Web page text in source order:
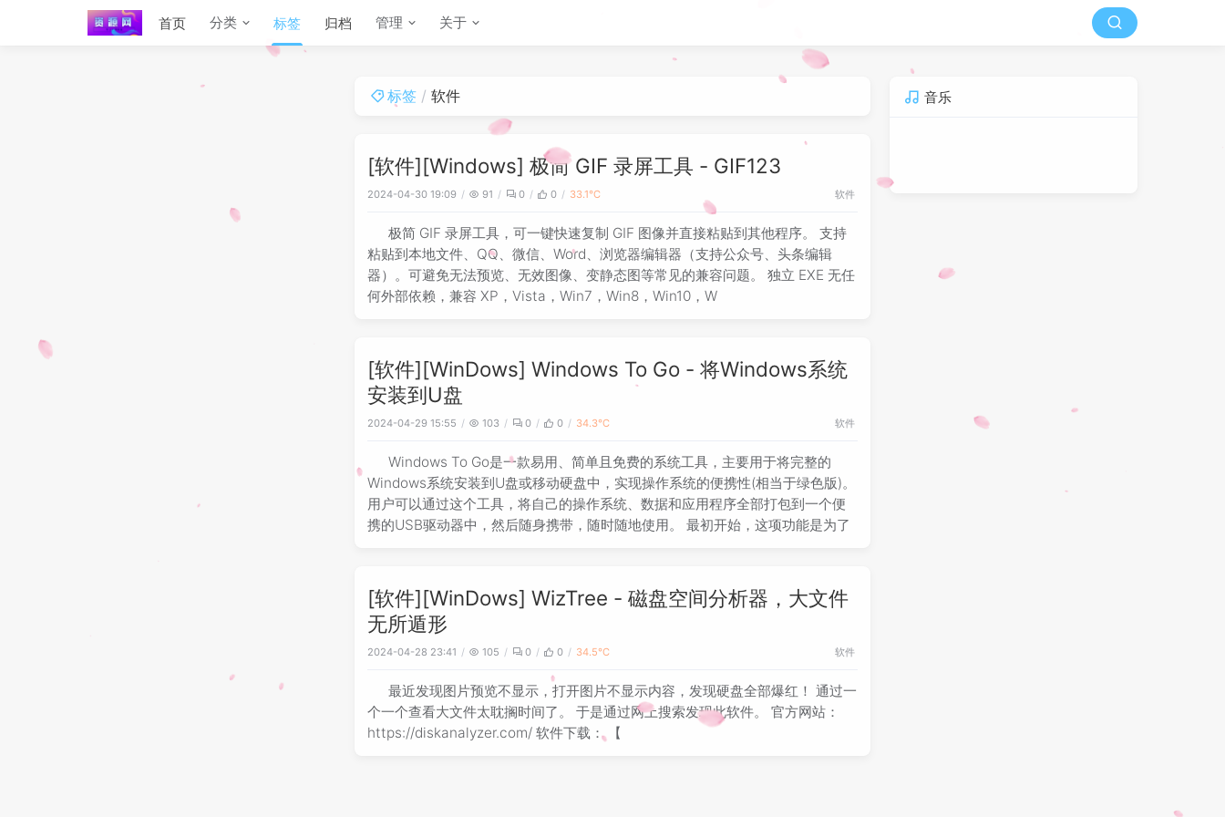
首页 分类 标签 归档 管理 关于
标签 软件
[软件][Windows] 极简 GIF 录屏工具 - GIF123
2024-04-30 19:09 91 0 0 33.1℃ 软件
极简 GIF 录屏工具，可一键快速复制 GIF 图像并直接粘贴到其他程序。 支持
粘贴到本地文件、QQ、微信、Word、浏览器编辑器（支持公众号、头条编辑
器）。可避免无法预览、无效图像、变静态图等常见的兼容问题。 独立 EXE 无任
何外部依赖，兼容 XP，Vista，Win7，Win8，Win10，W
[软件][WinDows] Windows To Go - 将Windows系统
安装到U盘
2024-04-29 15:55 103 0 0 34.3℃ 软件
Windows To Go是一款易用、简单且免费的系统工具，主要用于将完整的
Windows系统安装到U盘或移动硬盘中，实现操作系统的便携性(相当于绿色版)。
用户可以通过这个工具，将自己的操作系统、数据和应用程序全部打包到一个便
携的USB驱动器中，然后随身携带，随时随地使用。 最初开始，这项功能是为了
[软件][WinDows] WizTree - 磁盘空间分析器，大文件
无所遁形
2024-04-28 23:41 105 0 0 34.5℃ 软件
最近发现图片预览不显示，打开图片不显示内容，发现硬盘全部爆红！ 通过一
个一个查看大文件太耽搁时间了。 于是通过网上搜索发现此软件。 官方网站：
https://diskanalyzer.com/ 软件下载： 【
音乐